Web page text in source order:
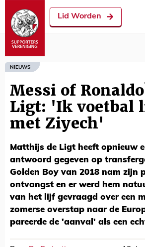
Lid Worden
NIEUWS
Messi of
Ligt: 'Ik voetbal
met Ziyech'
Matthijs de Ligt heeft opnieuw
antwoord gegeven op
Golden Boy van 2018 nam zijn
ontvangst en er werd hem
van het lijf gevraagd over een
zomerse overstap naar de
pareerde de 'aanval' als een